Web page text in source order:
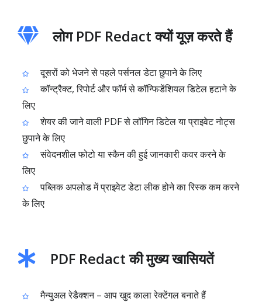
लोग PDF Redact क्यों यूज़ करते हैं
दूसरों को भेजने से पहले पर्सनल डेटा छुपाने के लिए
कॉन्ट्रैक्ट, रिपोर्ट और फॉर्म से कॉन्फिडेंशियल डिटेल हटाने के
लिए
शेयर की जाने वाली PDF से लॉगिन डिटेल या प्राइवेट नोट्स
छुपाने के लिए
संवेदनशील फोटो या स्कैन की हुई जानकारी कवर करने के
लिए
पब्लिक अपलोड में प्राइवेट डेटा लीक होने का रिस्क कम करने
के लिए
PDF Redact की मुख्य खासियतें
मैन्युअल रेडैक्शन – आप खुद काला रेक्टेंगल बनाते हैं